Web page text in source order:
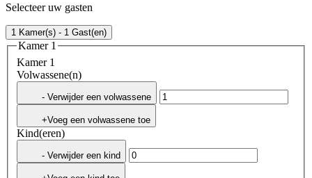
Selecteer uw gasten
1 Kamer(s) - 1 Gast(en)
Kamer 1
Kamer 1
Volwassene(n)
- Verwijder een volwassene
+Voeg een volwassene toe
Kind(eren)
- Verwijder een kind